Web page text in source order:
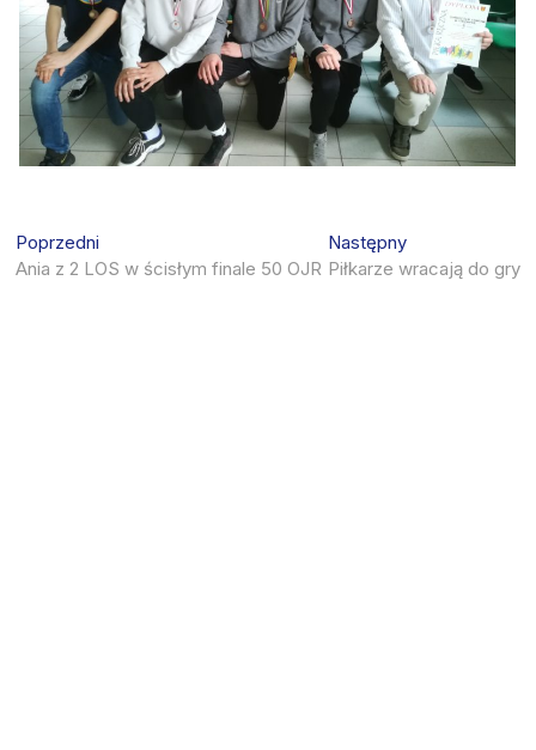
Nawigacja
wpisu
Poprzedni
post:
Ania z 2 LOS w ścisłym finale 50 OJR
NastępnyNext
post:
Piłkarze wracają do gry